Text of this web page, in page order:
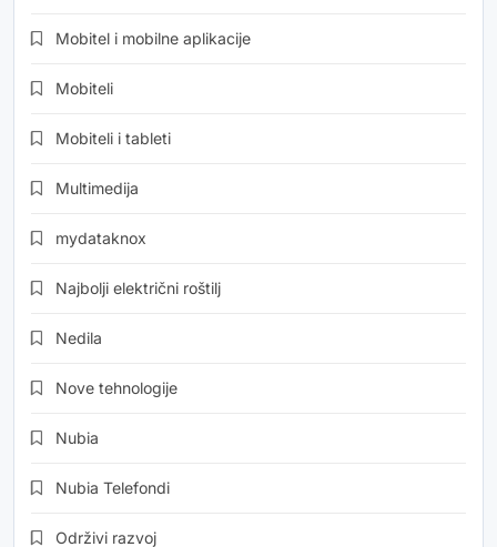
Mobitel i mobilne aplikacije
Mobiteli
Mobiteli i tableti
Multimedija
mydataknox
Najbolji električni roštilj
Nedila
Nove tehnologije
Nubia
Nubia Telefondi
Održivi razvoj